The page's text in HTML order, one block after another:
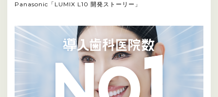
Panasonic「LUMIX L10 開発ストーリー」